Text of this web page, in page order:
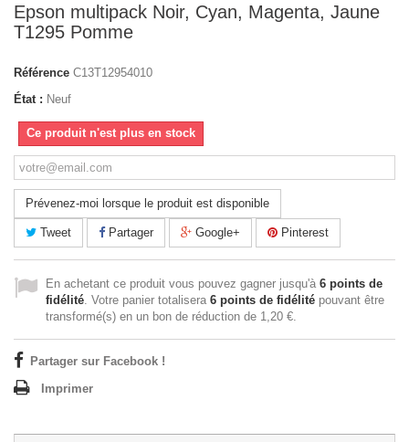
Epson multipack Noir, Cyan, Magenta, Jaune
T1295 Pomme
Référence C13T12954010
État : Neuf
Ce produit n'est plus en stock
Prévenez-moi lorsque le produit est disponible
Tweet Partager Google+ Pinterest
En achetant ce produit vous pouvez gagner jusqu'à 6 points de
fidélité. Votre panier totalisera 6 points de fidélité pouvant être
transformé(s) en un bon de réduction de 1,20 €.
Partager sur Facebook !
Imprimer